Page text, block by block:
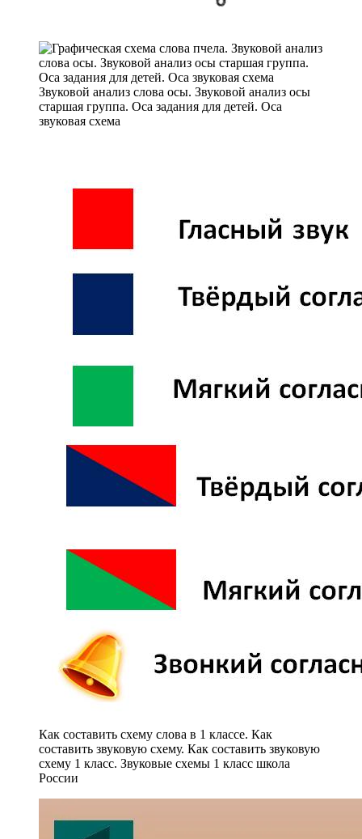
Звуковой анализ слова осы. Звуковой анализ осы
старшая группа. Оса задания для детей. Оса
звуковая схема
Как составить схему слова в 1 классе. Как
составить звуковую схему. Как составить звуковую
схему 1 класс. Звуковые схемы 1 класс школа
России